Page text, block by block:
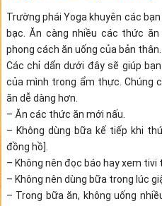
Trường phái Yoga khuyên các
bạc. Ăn càng nhiều các thức
phong cách ăn uống của bản thân.
Các chỉ dẩn dưới đây sẽ giúp
của mình trong ẩm thực. Chúng
ăn dễ dàng hơn.
– Ăn các thức ăn mới nấu.
– Không dùng bữa kế tiếp khi
đồng hồ].
– Không nên đọc báo hay xem tivi
– Không nên dùng bữa trong lúc
– Trong bữa ăn, không uống